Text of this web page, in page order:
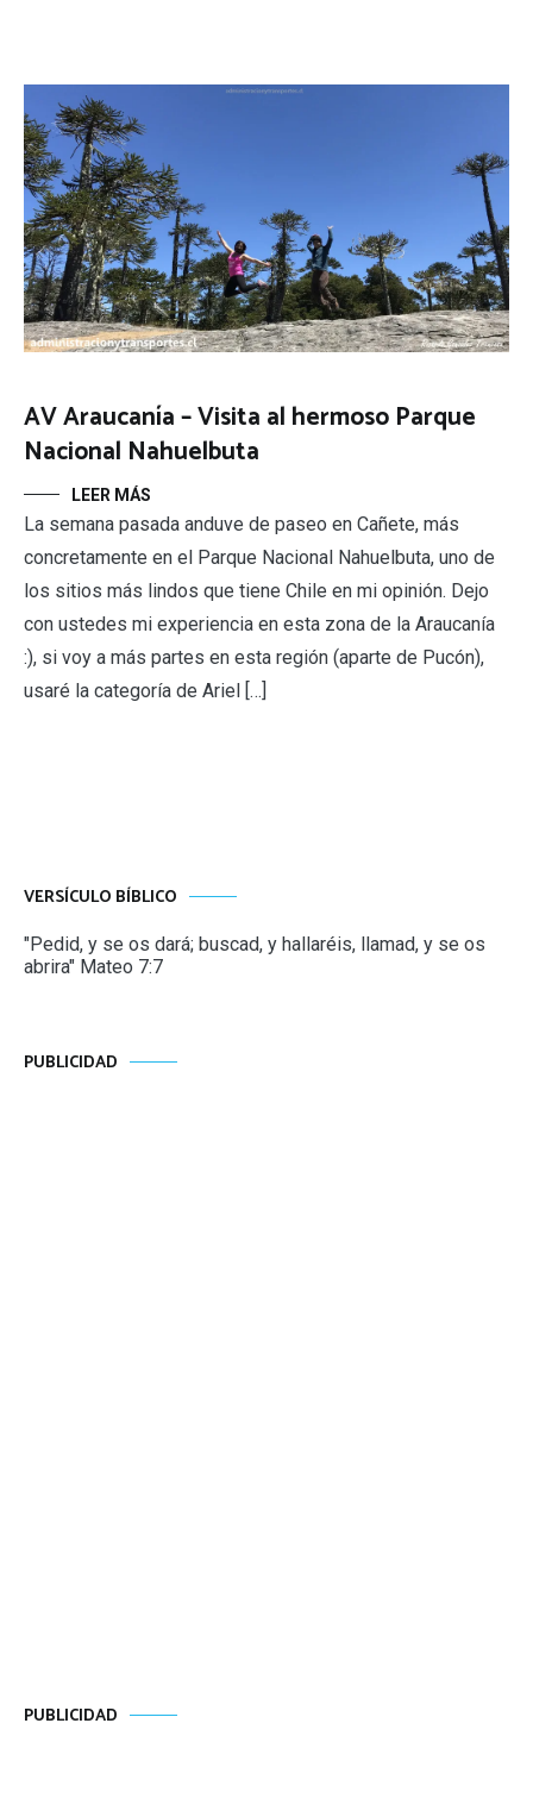
AV Araucanía – Visita al hermoso Parque
Nacional Nahuelbuta
LEER MÁS
La semana pasada anduve de paseo en Cañete, más
concretamente en el Parque Nacional Nahuelbuta, uno de
los sitios más lindos que tiene Chile en mi opinión. Dejo
con ustedes mi experiencia en esta zona de la Araucanía
:), si voy a más partes en esta región (aparte de Pucón),
usaré la categoría de Ariel […]
VERSÍCULO BÍBLICO
"Pedid, y se os dará; buscad, y hallaréis, llamad, y se os
abrira" Mateo 7:7
PUBLICIDAD
PUBLICIDAD